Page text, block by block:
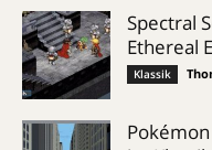
Spectral
Ethereal
Klassik